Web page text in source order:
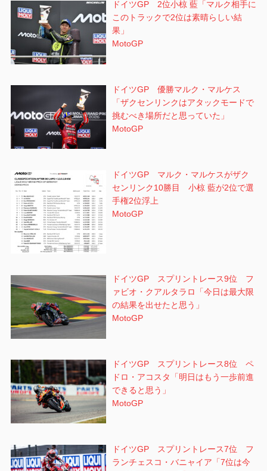
ドイツGP 2位小椋 藍「マルク相手に
このトラックで2位は素晴らしい結
果」
MotoGP
ドイツGP 優勝マルク・マルケス
「ザクセンリンクはアタックモードで
挑むべき場所だと思っていた」
MotoGP
ドイツGP マルク・マルケスがザク
センリンク10勝目 小椋 藍が2位で選
手権2位浮上
MotoGP
ドイツGP スプリントレース9位 フ
ァビオ・クアルタラロ「今日は最大限
の結果を出せたと思う」
MotoGP
ドイツGP スプリントレース8位 ペ
ドロ・アコスタ「明日はもう一歩前進
できると思う」
MotoGP
ドイツGP スプリントレース7位 フ
ランチェスコ・バニャイア「7位は今